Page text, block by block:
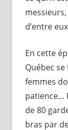
d’entre
En cette
Québec
femmes
patience…
de 80
bras par